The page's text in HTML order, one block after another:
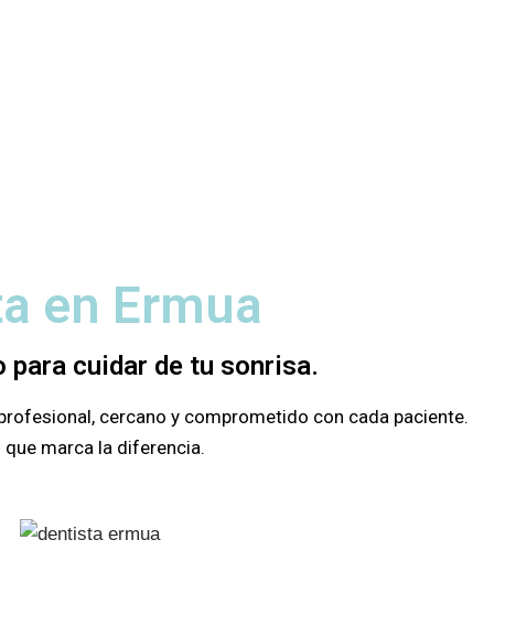
en Ermua
cuidar de tu sonrisa.
cercano y comprometido con cada paciente.
marca la diferencia.